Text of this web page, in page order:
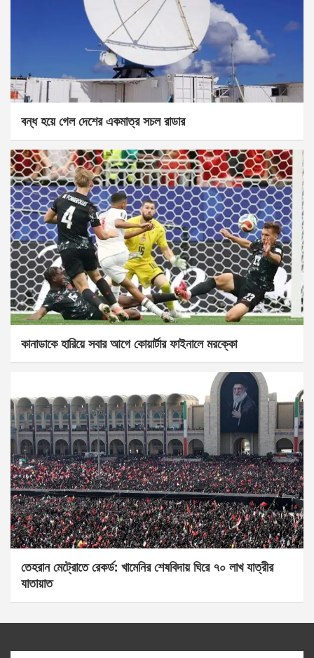
বন্ধ হয়ে গেল দেশের একমাত্র সচল রাডার
কানাডাকে হারিয়ে সবার আগে কোয়ার্টার ফাইনালে মরক্কো
তেহরান মেট্রোতে রেকর্ড: খামেনির শেষবিদায় ঘিরে ৭০ লাখ যাত্রীর
যাতায়াত